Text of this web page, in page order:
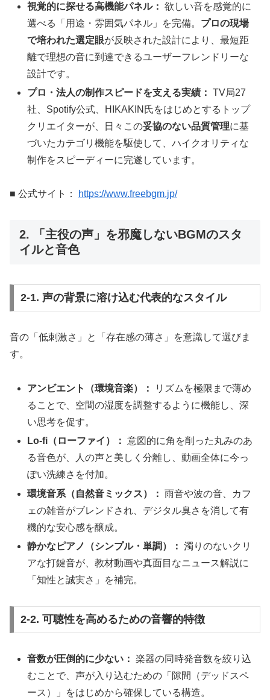
視覚的に探せる高機能パネル： 欲しい音を感覚的に
選べる「用途・雰囲気パネル」を完備。 プロの現場
で培われた選定眼が反映された設計により、最短距
離で理想の音に到達できるユーザーフレンドリーな
設計です。
プロ・法人の制作スピードを支える実績： TV局27
社、Spotify公式、HIKAKIN氏をはじめとするトップ
クリエイターが、日々この妥協のない品質管理に基
づいたカテゴリ機能を駆使して、ハイクオリティな
制作をスピーディーに完遂しています。
■ 公式サイト： https://www.freebgm.jp/
2. 「主役の声」を邪魔しないBGMのスタ
イルと音色
2-1. 声の背景に溶け込む代表的なスタイル
音の「低刺激さ」と「存在感の薄さ」を意識して選びま
す。
アンビエント（環境音楽）：
リズムを極限まで薄め
ることで、空間の湿度を調整するように機能し、深
い思考を促す。
Lo-fi（ローファイ）： 意図的に角を削った丸みのあ
る音色が、人の声と美しく分離し、動画全体に今っ
ぽい洗練さを付加。
環境音系（自然音ミックス）： 雨音や波の音、カフ
ェの雑音がブレンドされ、デジタル臭さを消して有
機的な安心感を醸成。
静かなピアノ（シンプル・単調）： 濁りのないクリ
アな打鍵音が、教材動画や真面目なニュース解説に
「知性と誠実さ」を補完。
2-2. 可聴性を高めるための音響的特徴
音数が圧倒的に少ない： 楽器の同時発音数を絞り込
むことで、声が入り込むための「隙間（デッドスペ
ース）」をはじめから確保している構造。